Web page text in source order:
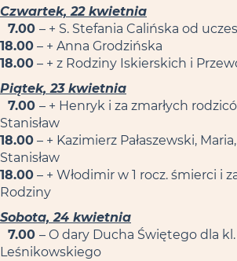
Czwartek, 22 kwietnia
7.00 – + S. Stefania Calińska od
18.00 – + Anna Grodzińska
18.00 – + z Rodziny Iskierskich i
Piątek, 23 kwietnia
7.00 – + Henryk i za zmarłych
Stanisław
18.00 – + Kazimierz Pałaszewski,
Stanisław
18.00 – + Włodimir w 1 rocz. śmierci i
Rodziny
Sobota, 24 kwietnia
7.00 – O dary Ducha Świętego dla
Leśnikowskiego